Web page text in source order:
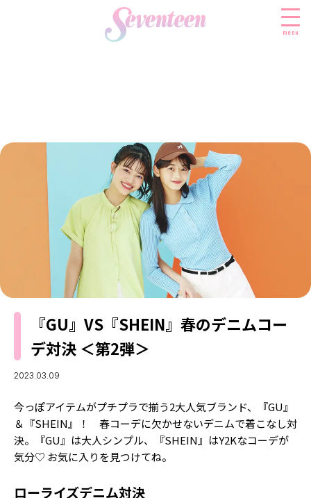
menu
FASHION
ファッションニュース
モデル私服
着回し
着痩せ
BEAUTY
ビューティニュース
トレンドメイク
ベストコスメ
ヘアアレンジ・ヘアケア
スキンケア
ボディケア
SCHOOL
スクールニュース
制服コーデ
学校ヘアメイク
勉強・受験・進路
ENTERTAINMENT
エンタメニュース
なにわ男子
K-POP
LIFESTYLE
ライフスタイルニュース
JKランキング・アワード
モデルの購入品
おでかけ
JK TREND
MODELS
MODEL'S BLOG
TikTok
Instagram
YouTube
FORTUNE
ゲッターズ飯田
MISS SEVENTEEN
『GU』VS『SHEIN』春のデニムコー
デ対決 ＜第2弾＞
2023.03.09
今っぽアイテムがプチプラで揃う2大人気ブランド、『GU』
＆『SHEIN』！ 春コーデに欠かせないデニムで着こなし対
決。『GU』は大人シンプル、『SHEIN』はY2Kなコーデが
気分♡ お気に入りを見つけてね。
ローライズデニム対決